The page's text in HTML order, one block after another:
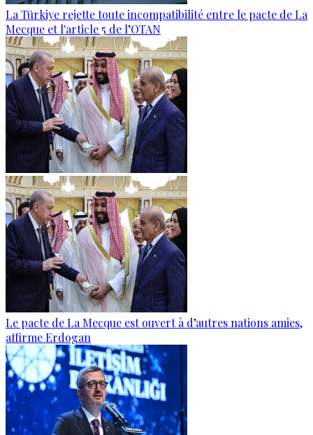
La Türkiye rejette toute incompatibilité entre le pacte de La
Mecque et l'article 5 de l’OTAN
Le pacte de La Mecque est ouvert à d’autres nations amies,
affirme Erdogan